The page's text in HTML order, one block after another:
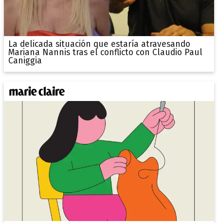
La delicada situación que estaría atravesando
Mariana Nannis tras el conflicto con Claudio Paul
Caniggia